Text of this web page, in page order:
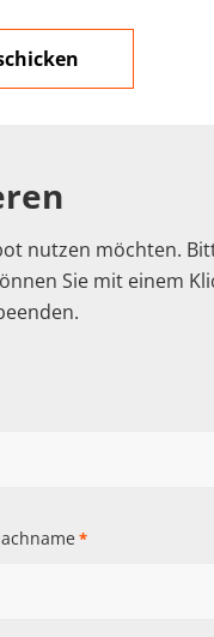
nutzen möchten.
Sie mit einem
*